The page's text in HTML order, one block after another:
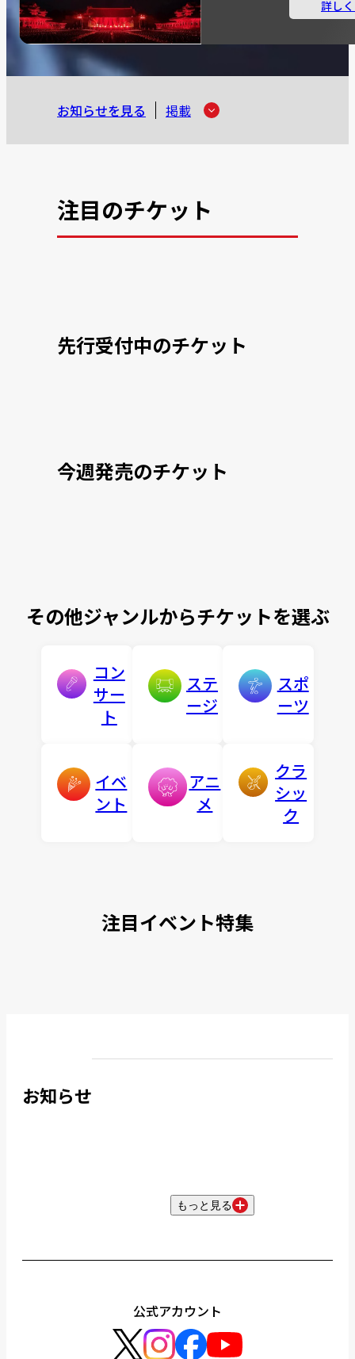
詳し
お知らせを見る 掲載
注目のチケット
先行受付中のチケット
今週発売のチケット
その他ジャンルからチケットを選ぶ
コン
サー
ト
ステ
ージ
スポ
ーツ
イベ
ント
アニ
メ
クラ
シッ
ク
注目イベント特集
お知らせ
もっと見る
公式アカウント